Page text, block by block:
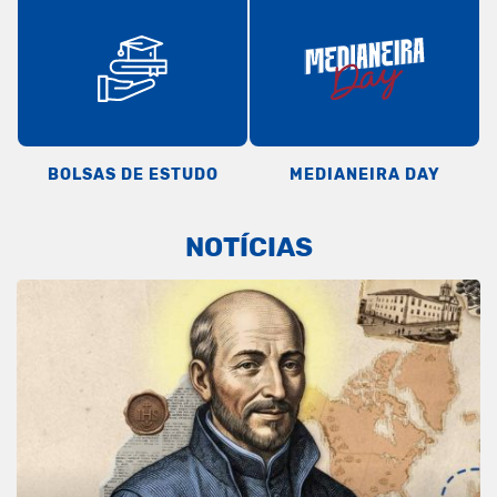
BOLSAS DE ESTUDO MEDIANEIRA DAY
NOTÍCIAS